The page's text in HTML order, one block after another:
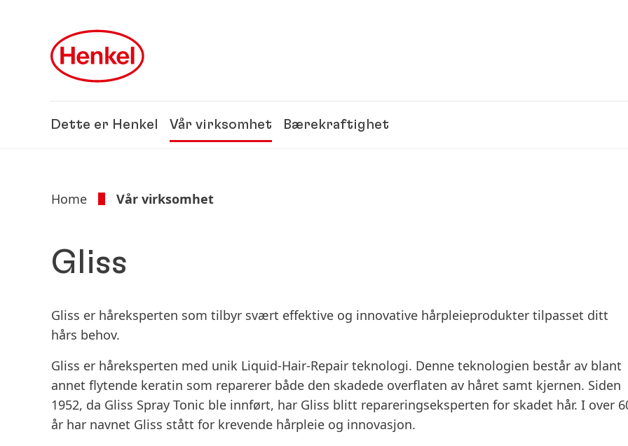
Dette er Henkel Vår virksomhet Bærekraftighet
Home Vår virksomhet
Gliss
Gliss er håreksperten som tilbyr svært effektive og innovative hårpleieprodukter tilpasset ditt
hårs behov.
Gliss er håreksperten med unik Liquid-Hair-Repair teknologi. Denne teknologien består av blant
annet flytende keratin som reparerer både den skadede overflaten av håret samt kjernen. Siden
1952, da Gliss Spray Tonic ble innført, har Gliss blitt repareringseksperten for skadet hår. I over
år har navnet Gliss stått for krevende hårpleie og innovasjon.